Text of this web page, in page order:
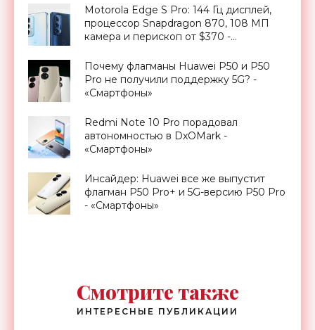
Motorola Edge S Pro: 144 Гц дисплей,
процессор Snapdragon 870, 108 МП
камера и перископ от $370 -
Почему флагманы Huawei P50 и P50
Pro не получили поддержку 5G? -
«Смартфоны»
Redmi Note 10 Pro порадовал
автономностью в DxOMark -
«Смартфоны»
Инсайдер: Huawei все же выпустит
флагман P50 Pro+ и 5G-версию P50 Pro
- «Смартфоны»
Смотрите также
ИНТЕРЕСНЫЕ ПУБЛИКАЦИИ